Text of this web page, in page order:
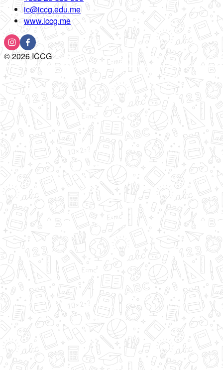
ic@iccg.edu.me
www.iccg.me
©2026ICCG